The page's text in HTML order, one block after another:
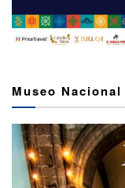
Museo